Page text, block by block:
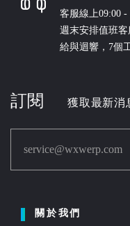
客服線上09:00 -
週末安排值班
給與迴響，7個
訂閱 獲取最新消
service@wxwerp.com
關於我們